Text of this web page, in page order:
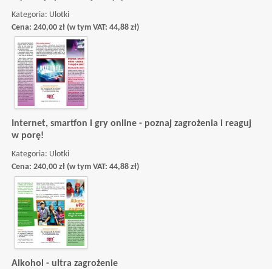
Kategoria: Ulotki
Cena:240,00 zł (w tym VAT:44,88 zł)
Internet, smartfon i gry online - poznaj zagrożenia i reaguj
w porę!
Kategoria: Ulotki
Cena:240,00 zł (w tym VAT:44,88 zł)
Alkohol - ultra zagrożenie